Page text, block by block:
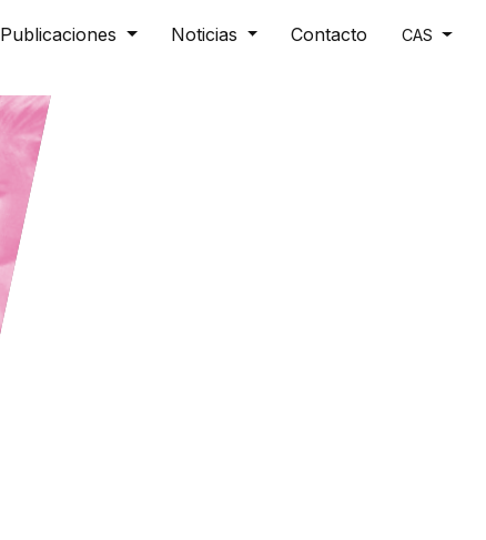
Publicaciones Noticias Contacto CAS